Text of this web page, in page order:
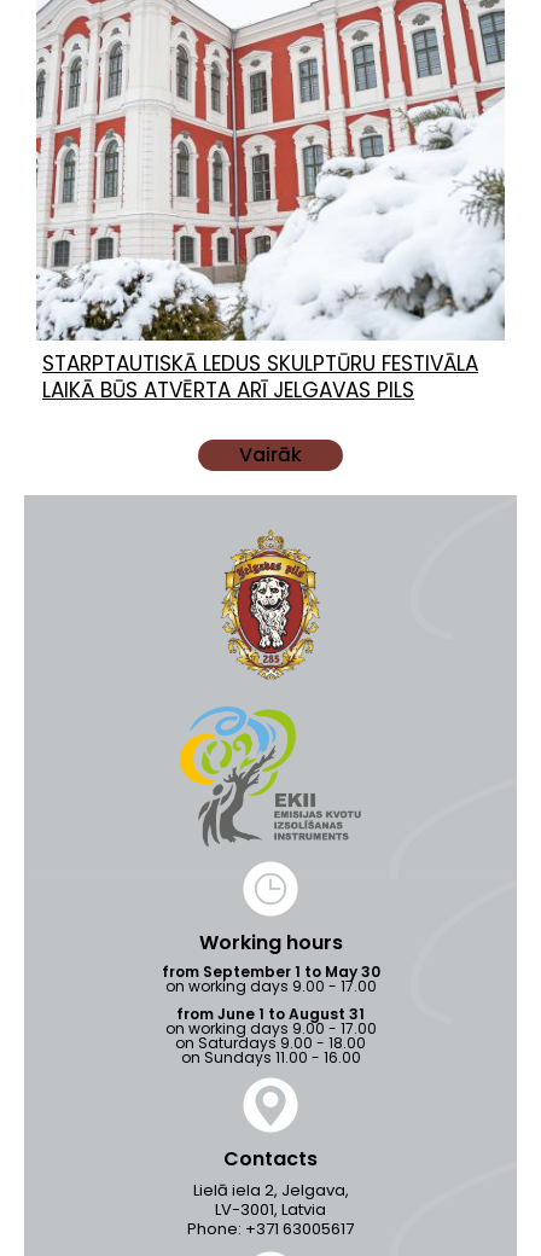
STARPTAUTISKĀ LEDUS SKULPTŪRU FESTIVĀLA
LAIKĀ BŪS ATVĒRTA ARĪ JELGAVAS PILS
Vairāk
Working hours
from September 1 to May 30
on working days 9.00 - 17.00
from June 1 to August 31
on working days 9.00 - 17.00
on Saturdays 9.00 - 18.00
on Sundays 11.00 - 16.00
Contacts
Lielā iela 2, Jelgava,
LV-3001, Latvia
Phone: +371 63005617